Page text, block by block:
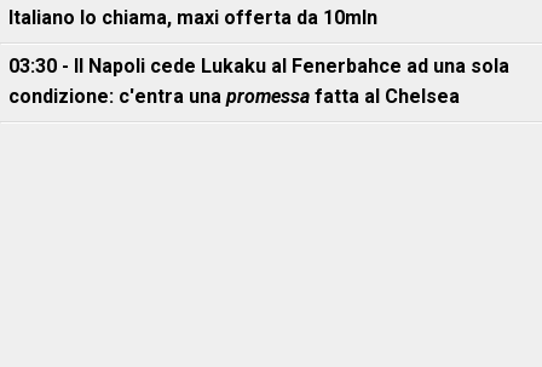
Italiano lo chiama, maxi offerta da 10mln
03:30 - Il Napoli cede Lukaku al Fenerbahce ad una sola
condizione: c'entra una promessa fatta al Chelsea